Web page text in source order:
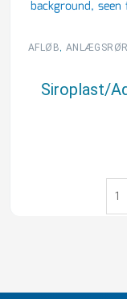
mm
med
AFLØB,
Siroplast/
175
mm